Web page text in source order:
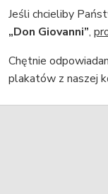
Jeśli chcieliby
„Don Giovanni”,
Chętnie
plakatów z naszej